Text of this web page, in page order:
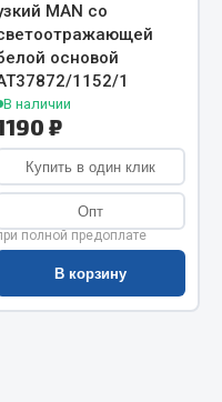
MAN со
основой
1152/1
В наличии
₽
Купить в один клик
Опт
полной предоплате
В корзину